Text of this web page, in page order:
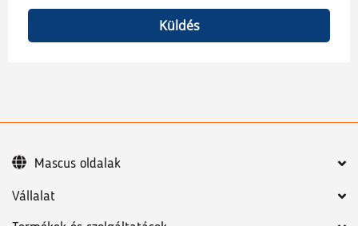
Küldés
Vállalat
Mascus oldalak